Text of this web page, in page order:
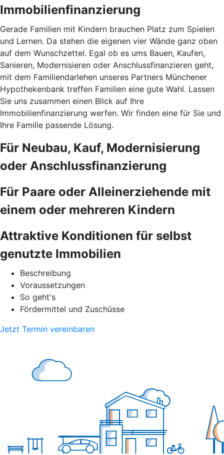
Immobilienfinanzierung
Gerade Familien mit Kindern brauchen Platz zum Spielen
und Lernen. Da stehen die eigenen vier Wände ganz oben
auf dem Wunschzettel. Egal ob es ums Bauen, Kaufen,
Sanieren, Modernisieren oder Anschlussfinanzieren geht,
mit dem Familiendarlehen unseres Partners Münchener
Hypothekenbank treffen Familien eine gute Wahl. Lassen
Sie uns zusammen einen Blick auf Ihre
Immobilienfinanzierung werfen. Wir finden eine für Sie und
Ihre Familie passende Lösung.
Für Neubau, Kauf, Modernisierung
oder Anschlussfinanzierung
Für Paare oder Alleinerziehende mit
einem oder mehreren Kindern
Attraktive Konditionen für selbst
genutzte Immobilien
Beschreibung
Voraussetzungen
So geht's
Fördermittel und Zuschüsse
Jetzt Termin vereinbaren